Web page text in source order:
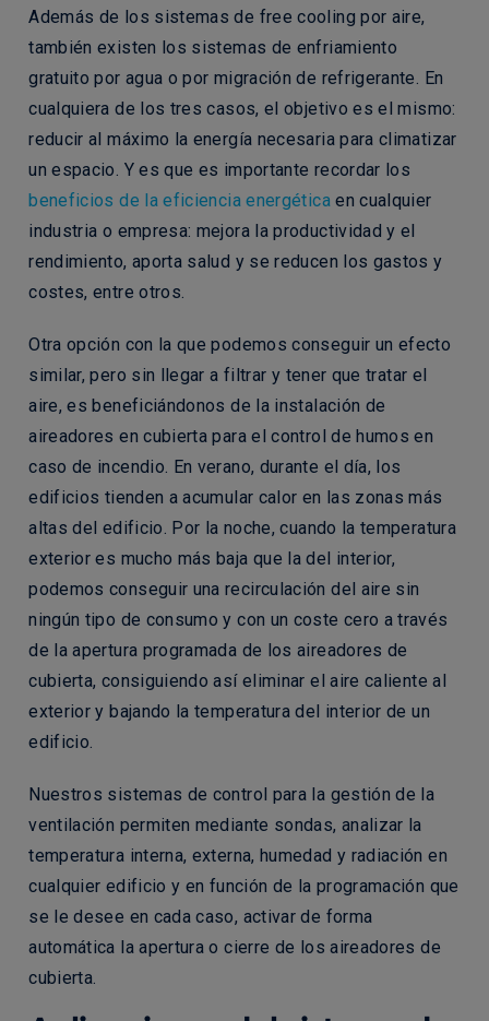
Además de los sistemas de free cooling por aire,
también existen los sistemas de enfriamiento
gratuito por agua o por migración de refrigerante. En
cualquiera de los tres casos, el objetivo es el mismo:
reducir al máximo la energía necesaria para climatizar
un espacio. Y es que es importante recordar los
beneficios de la eficiencia energéticaen cualquier
industria o empresa: mejora la productividad y el
rendimiento, aporta salud y se reducen los gastos y
costes, entre otros.
Otra opción con la que podemos conseguir un efecto
similar, pero sin llegar a filtrar y tener que tratar el
aire, es beneficiándonos de la instalación de
aireadores en cubierta para el control de humos en
caso de incendio. En verano, durante el día, los
edificios tienden a acumular calor en las zonas más
altas del edificio. Por la noche, cuando la temperatura
exterior es mucho más baja que la del interior,
podemos conseguir una recirculación del aire sin
ningún tipo de consumo y con un coste cero a través
de la apertura programada de los aireadores de
cubierta, consiguiendo así eliminar el aire caliente al
exterior y bajando la temperatura del interior de un
edificio.
Nuestros sistemas de control para la gestión de la
ventilación permiten mediante sondas, analizar la
temperatura interna, externa, humedad y radiación en
cualquier edificio y en función de la programación que
se le desee en cada caso, activar de forma
automática la apertura o cierre de los aireadores de
cubierta.